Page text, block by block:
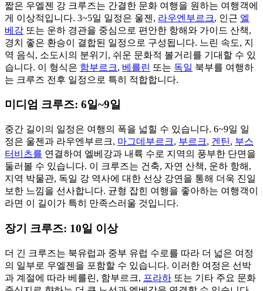
짧은 우엘젠 강 크루즈는 간결한 문화 여행을 원하는 여행객에
게 이상적입니다. 3~5일 일정은 울젠, 라우엔부르크, 인근 엘
베강 또는 운하 경관을 중심으로 편안한 항해와 가이드 산책,
경치 좋은 환승이 결합된 일정으로 구성됩니다. 느린 속도, 지
역 음식, 소도시의 분위기, 쉬운 문화적 볼거리를 기대할 수 있
습니다. 이 형식은 함부르크, 베를린 또는 독일 북부를 여행하
는 크루즈 전후 일정으로 특히 적합합니다.
미디엄 크루즈: 6일~9일
중간 길이의 일정은 여행의 폭을 넓힐 수 있습니다. 6~9일 일
정은 울젠과 라우엔부르크, 마그데부르크, 부르크, 겐틴, 부스
터비츠를 연결하여 엘베강과 내륙 수로 지역의 풍부한 단면을
둘러볼 수 있습니다. 이 크루즈는 건축, 자연 산책, 운하 항해,
지역 박물관, 독일 강 역사에 대한 선상 강연을 통해 더욱 진일
보한 느낌을 선사합니다. 균형 잡힌 여행을 좋아하는 여행객이
라면 이 길이가 특히 만족스러울 것입니다.
장기 크루즈: 10일 이상
더 긴 크루즈는 북유럽과 중부 유럽 수로를 따라 더 넓은 여정
의 일부로 우엘젠을 포함할 수 있습니다. 이러한 여정은 선박
과 계절에 따라 베를린, 함부르크, 프라하 또는 기타 주요 문화